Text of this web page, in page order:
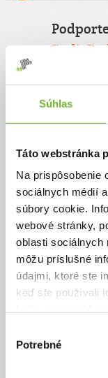
Súhlas
Táto webstránka
Na prispôsobenie
sociálnych médií
súbory cookie.
webové stránky,
oblasti sociálnych
môžu príslušné
údajmi, ktoré ste
keď ste používali
súhlasu
Potrebné
Celková
0 €
Zadajte
Už